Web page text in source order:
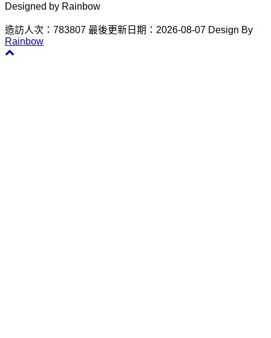
Designed by Rainbow
造訪人次：783807 最後更新日期：2026-08-07 Design By
Rainbow